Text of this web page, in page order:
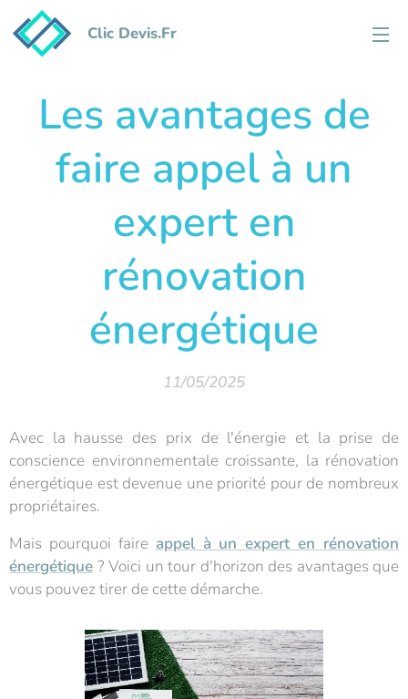
Clic Devis.Fr
Les avantages de
faire appel à un
expert en
rénovation
énergétique
11/05/2025
Avec la hausse des prix de l'énergie et la prise de
conscience environnementale croissante, la rénovation
énergétique est devenue une priorité pour de nombreux
propriétaires.
Mais pourquoi faire appel à un expert en rénovation
énergétique ? Voici un tour d'horizon des avantages que
vous pouvez tirer de cette démarche.